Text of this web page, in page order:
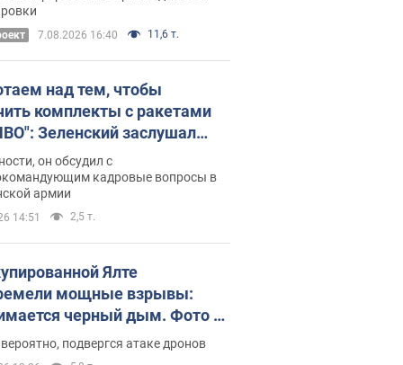
7.08.2026 16:40 11,6 т.
над тем, чтобы
комплекты с ракетами
Зеленский заслушал
Драпатого и объявил о
мерах
он обсудил с
кадровые вопросы в
армии
14:51 2,5 т.
Ялте
мощные взрывы:
черный дым. Фото и
подвергся атаке дронов